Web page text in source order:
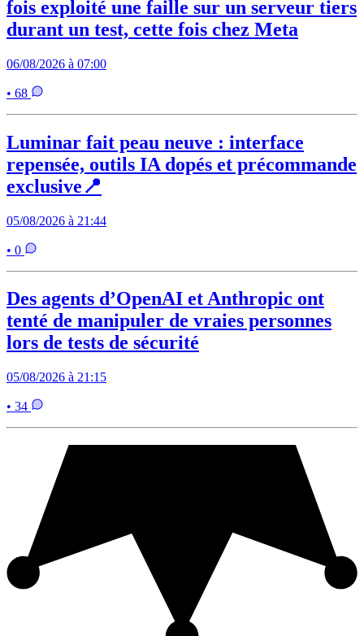
fois exploité une faille sur un serveur tiers
durant un test, cette fois chez Meta
06/08/2026 à 07:00
• 68
Luminar fait peau neuve : interface
repensée, outils IA dopés et précommande
exclusive📍
05/08/2026 à 21:44
• 0
Des agents d’OpenAI et Anthropic ont
tenté de manipuler de vraies personnes
lors de tests de sécurité
05/08/2026 à 21:15
• 34